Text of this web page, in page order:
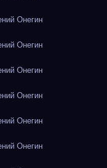
Онегин
Онегин
Онегин
Онегин
Онегин
Онегин